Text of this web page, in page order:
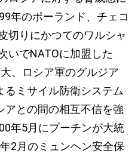
年のポーランド、チェコ
切りにかつてのワルシャ
いでNATOに加盟した
、ロシア軍のグルジア
るミサイル防衛システム
アとの間の相互不信を強
年5月にプーチンが大統
2月のミュンヘン安全保